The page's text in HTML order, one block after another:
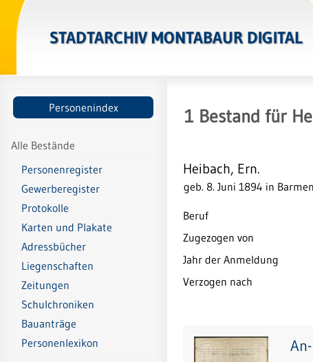
STADTARCHIV MONTABAUR DIGITAL
Personenindex
Alle Bestände
Personenregister
Gewerberegister
Protokolle
Karten und Plakate
Adressbücher
Liegenschaften
Zeitungen
Schulchroniken
Bauanträge
Personenlexikon
1 Bestand für
Heibach, Ern.
geb. 8. Juni 1894 in Barmen
Beruf
Zugezogen von
Jahr der Anmeldung
Verzogen nach